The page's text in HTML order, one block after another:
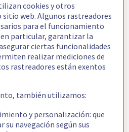
cookies y otros
web. Algunos rastreadores
para el funcionamiento
particular, garantizar la
ciertas funcionalidades
realizar mediciones de
rastreadores están exentos
también utilizamos:
y personalización: que
navegación según sus